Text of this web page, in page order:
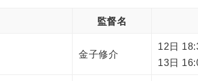
監督名
金子修介
12日
13日